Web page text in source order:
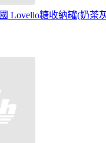
Lovello糖收納罐(奶茶